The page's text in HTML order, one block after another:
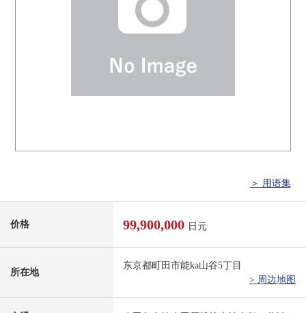
＞ 用语集
价格 99,900,000 日元
所在地
东京都町田市能ka山谷5丁目
> 周边地图